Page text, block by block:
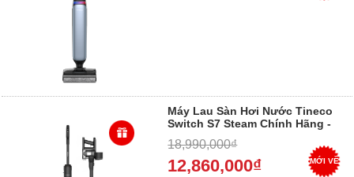
Máy Lau Sàn Hơi Nước Tineco
Switch S7 Steam Chính Hãng -
Hút 25.000Pa Mạnh Nhất, Bảo
Hành 24 Tháng 2026
18,990,000₫
12,860,000₫ MỚI VỀ